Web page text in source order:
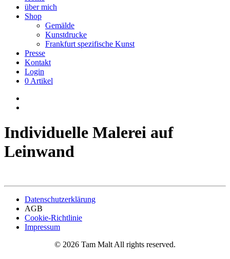
über mich
Shop
Gemälde
Kunstdrucke
Frankfurt spezifische Kunst
Presse
Kontakt
Login
0 Artikel
Individuelle Malerei auf
Leinwand
Datenschutzerklärung
AGB
Cookie-Richtlinie
Impressum
© 2026 Tam Malt All rights reserved.